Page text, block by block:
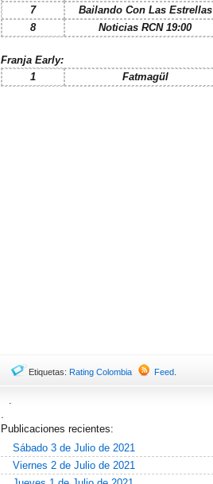
7
Bailando Con Las Estrellas
8
Noticias RCN 19:00
Franja Early:
1
Fatmagül
Etiquetas: Rating Colombia Feed
.
.
Publicaciones recientes:
Sábado 3 de Julio de 2021
Viernes 2 de Julio de 2021